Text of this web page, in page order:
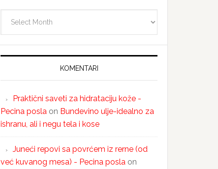
KOMENTARI
Praktični saveti za hidrataciju kože -
Pecina posla on Bundevino ulje-idealno za
ishranu, ali i negu tela i kose
Juneći repovi sa povrćem iz rerne (od
već kuvanog mesa) - Pecina posla on